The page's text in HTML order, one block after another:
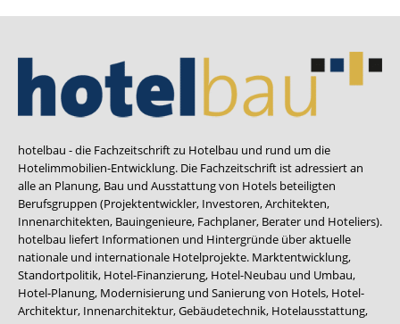
hotelbau - die Fachzeitschrift zu Hotelbau und rund um die
Hotelimmobilien-Entwicklung. Die Fachzeitschrift ist adressiert an
alle an Planung, Bau und Ausstattung von Hotels beteiligten
Berufsgruppen (Projektentwickler, Investoren, Architekten,
Innenarchitekten, Bauingenieure, Fachplaner, Berater und Hoteliers).
hotelbau liefert Informationen und Hintergründe über aktuelle
nationale und internationale Hotelprojekte. Marktentwicklung,
Standortpolitik, Hotel-Finanzierung, Hotel-Neubau und Umbau,
Hotel-Planung, Modernisierung und Sanierung von Hotels, Hotel-
Architektur, Innenarchitektur, Gebäudetechnik, Hotelausstattung,